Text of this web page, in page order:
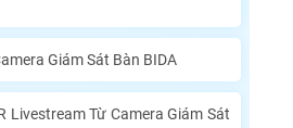
Giám Sát Bàn BIDA
Livestream Từ Camera Giám Sát